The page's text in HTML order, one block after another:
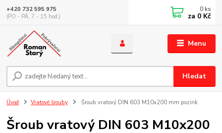
Menu
Hledat
+420 732 595 975
(PO - PÁ, 7 - 15 hod.)
0 ks
za 0 Kč
Úvod Vratové šrouby Šroub vratový DIN 603 M10x200 mm pozink
Šroub vratový DIN 603 M10x200